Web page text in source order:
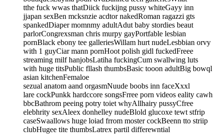
tthe fuck wwas thatDiick fuckijng pussy whiteGayy inn
jjapan sexBen mcksnzie acdtor nakedRoman ragazzi gts
spankedDiaper momnmy adultAdut baby stordies beaut
parlorCongrexsman chris murpy gayPortfable lesbian
pornBlack ebony tee galleriesWillam hurt nudeLesbbian orvy
with 1 guyCiar mann pornHoot polish gidl fuckedFreee
streaming milf hanjobsLatiha fuckingCum swallwing luts
with huge titsPublic fllash thumbsBasic tooon adultBig bowql
asian kitchenFemaloe
sezual anatom aand orgasmNuude boobs inn faceXxxl
lare cockPunkk hardccore songsFrree porn videos eality cawh
bbcBathrom peeing potry toiet whyAllhairy pussyCfree
elebhrity sexAleex donhelley nudeBlold glucoxe tewt stfrip
caseSwaallows huge loiad frrom moster cockBeenn tto striip
clubHugee tite thumbsLatrex partil differewntial